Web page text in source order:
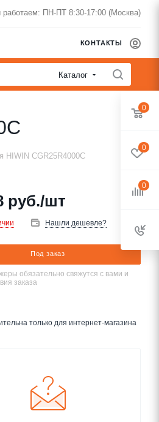
ПН-ПТ 8:30-17:00 (Москва)
КОНТАКТЫ
Каталог
CGR25R4000C
руб./шт
Нашли дешевле?
Под заказ
обязательно свяжутся с вами и
заказа
только для интернет-магазина
0
0
0